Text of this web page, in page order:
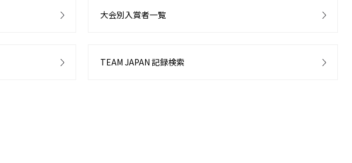
大会別入賞者一覧
TEAM JAPAN 記録検索